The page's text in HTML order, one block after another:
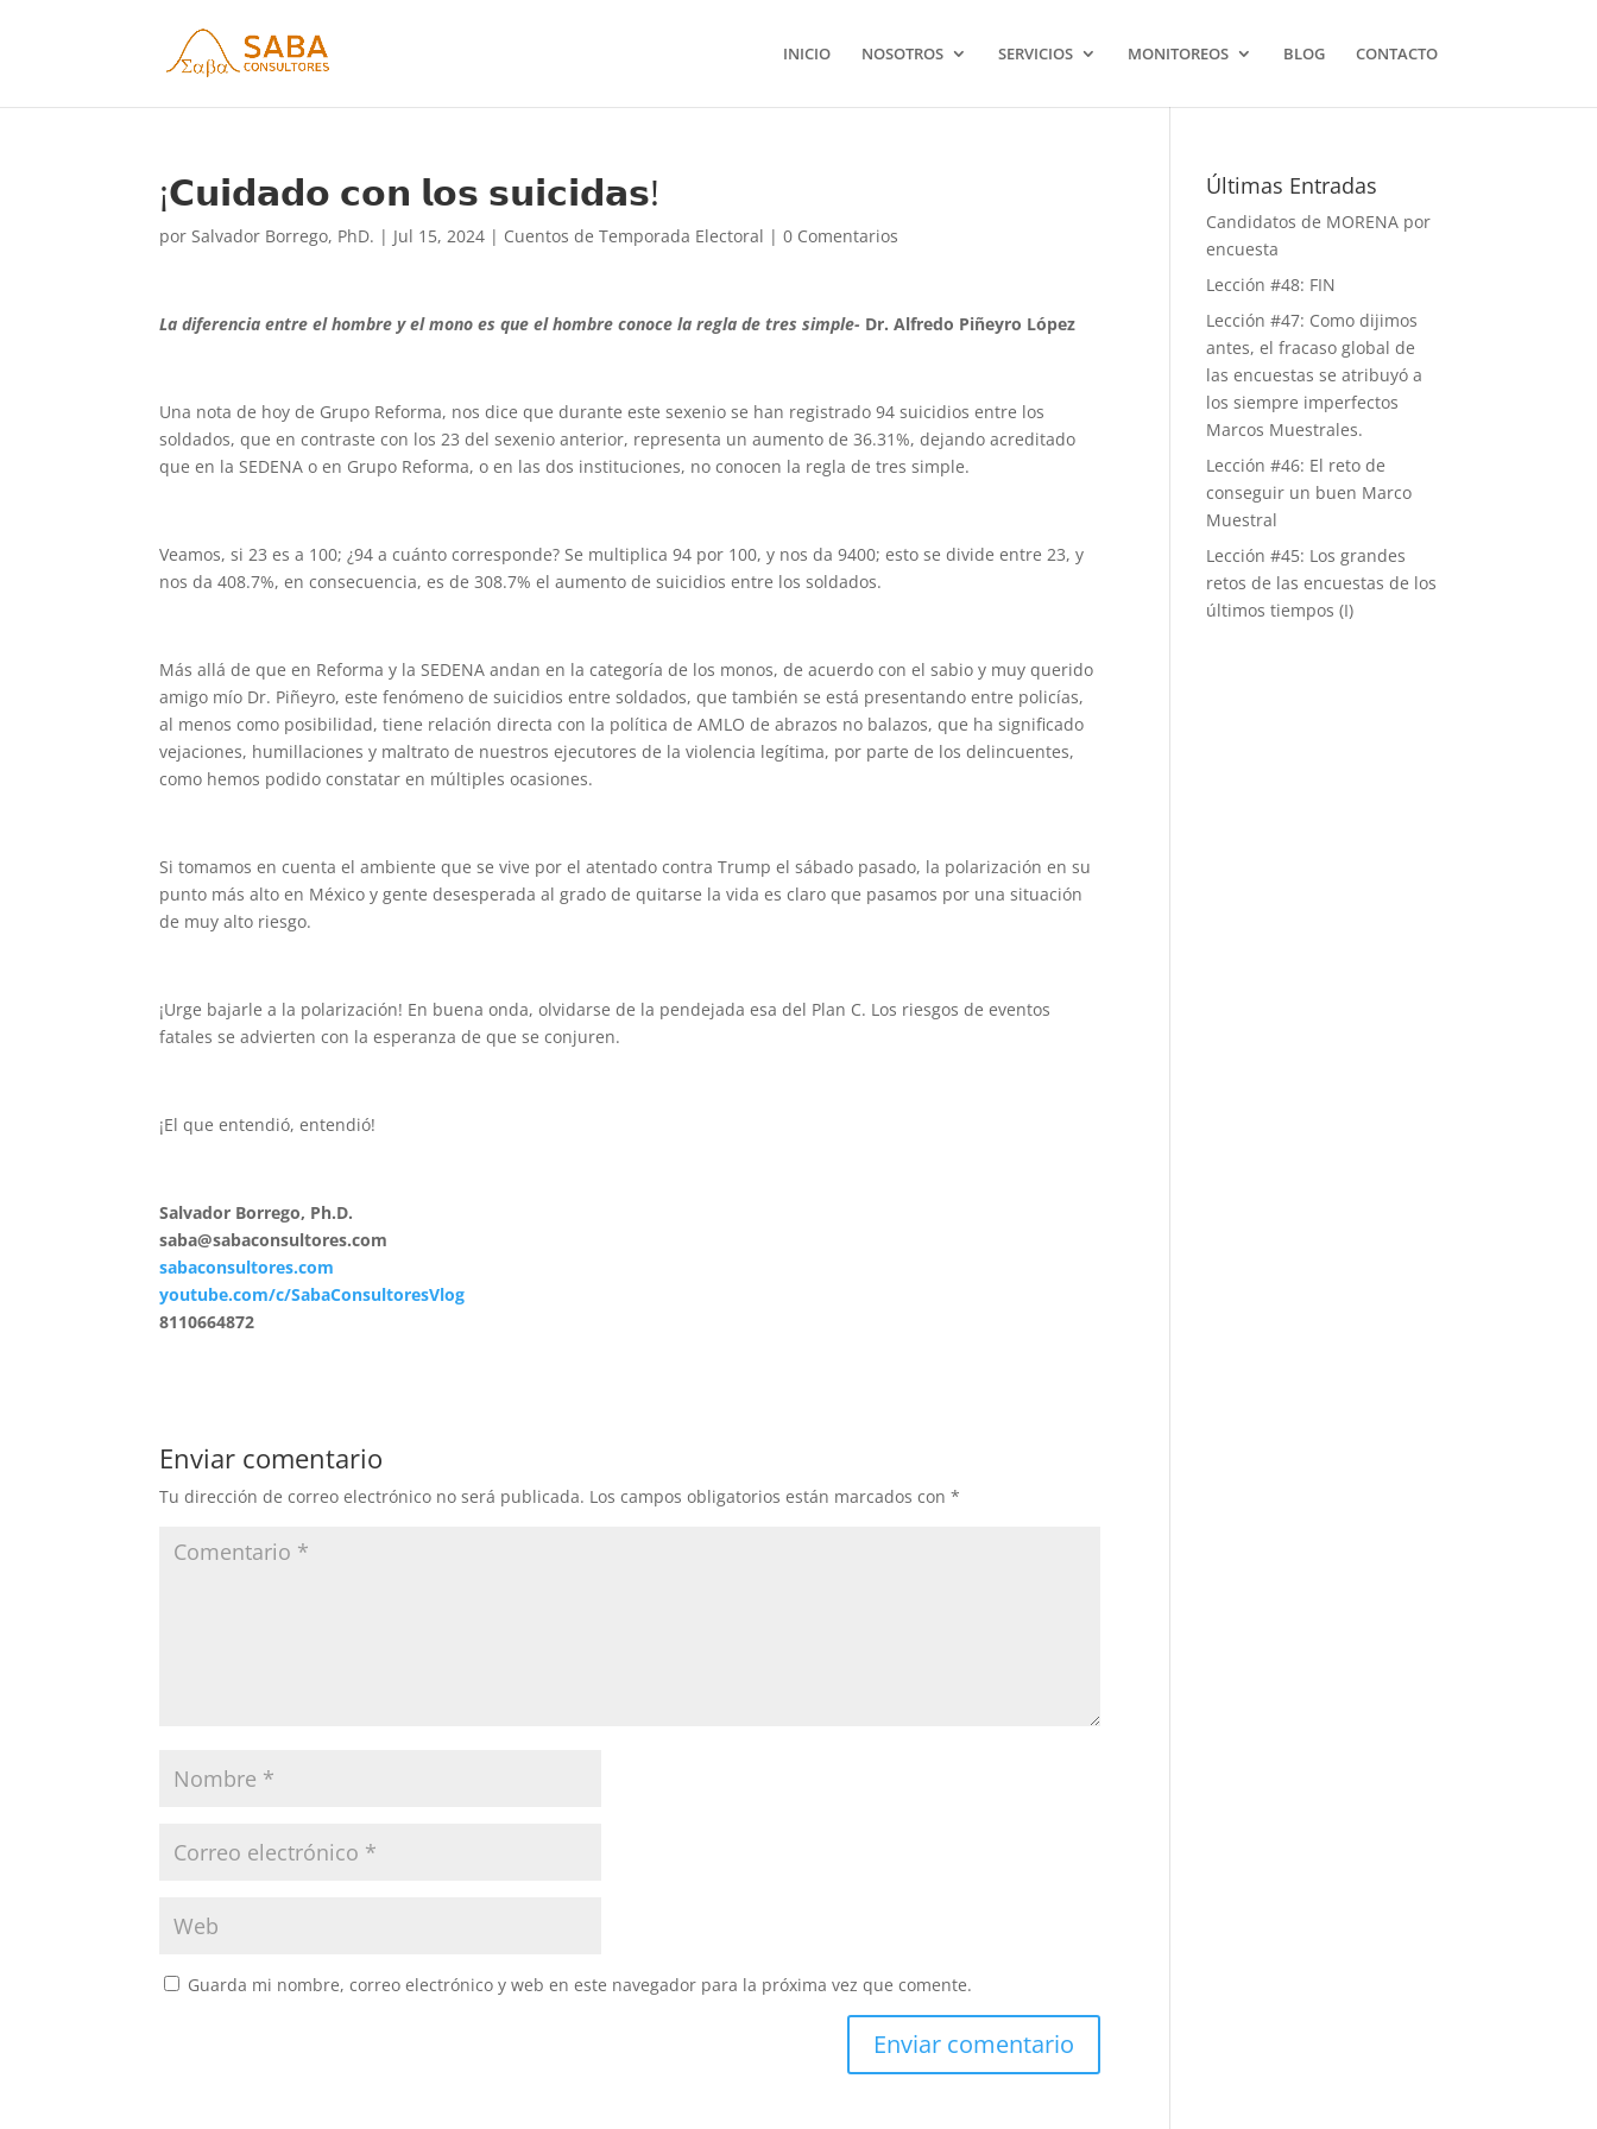
INICIO NOSOTROS SERVICIOS MONITOREOS BLOG CONTACTO
¡𝗖𝘂𝗶𝗱𝗮𝗱𝗼 𝗰𝗼𝗻 𝗹𝗼𝘀 𝘀𝘂𝗶𝗰𝗶𝗱𝗮𝘀!
porSalvador Borrego, PhD. | Jul 15, 2024 | Cuentos de Temporada Electoral |0 Comentarios
La diferencia entre el hombre y el mono es que el hombre conoce la regla de tres simple- Dr. Alfredo Piñeyro López
Una nota de hoy de Grupo Reforma, nos dice que durante este sexenio se han registrado 94 suicidios entre los
soldados, que en contraste con los 23 del sexenio anterior, representa un aumento de 36.31%, dejando acreditado
que en la SEDENA o en Grupo Reforma, o en las dos instituciones, no conocen la regla de tres simple.
Veamos, si 23 es a 100; ¿94 a cuánto corresponde? Se multiplica 94 por 100, y nos da 9400; esto se divide entre 23, y
nos da 408.7%, en consecuencia, es de 308.7% el aumento de suicidios entre los soldados.
Más allá de que en Reforma y la SEDENA andan en la categoría de los monos, de acuerdo con el sabio y muy querido
amigo mío Dr. Piñeyro, este fenómeno de suicidios entre soldados, que también se está presentando entre policías,
al menos como posibilidad, tiene relación directa con la política de AMLO de abrazos no balazos, que ha significado
vejaciones, humillaciones y maltrato de nuestros ejecutores de la violencia legítima, por parte de los delincuentes,
como hemos podido constatar en múltiples ocasiones.
Si tomamos en cuenta el ambiente que se vive por el atentado contra Trump el sábado pasado, la polarización en su
punto más alto en México y gente desesperada al grado de quitarse la vida es claro que pasamos por una situación
de muy alto riesgo.
¡Urge bajarle a la polarización! En buena onda, olvidarse de la pendejada esa del Plan C. Los riesgos de eventos
fatales se advierten con la esperanza de que se conjuren.
¡El que entendió, entendió!
Salvador Borrego, Ph.D.
saba@sabaconsultores.com
sabaconsultores.com
youtube.com/c/SabaConsultoresVlog
8110664872
Enviar comentario
Tu dirección de correo electrónico no será publicada. Los campos obligatorios están marcados con*
Guarda mi nombre, correo electrónico y web en este navegador para la próxima vez que comente.
Últimas Entradas
Candidatos de MORENA por
encuesta
Lección #48: FIN
Lección #47: Como dijimos
antes, el fracaso global de
las encuestas se atribuyó a
los siempre imperfectos
Marcos Muestrales.
Lección #46: El reto de
conseguir un buen Marco
Muestral
Lección #45: Los grandes
retos de las encuestas de los
últimos tiempos (I)